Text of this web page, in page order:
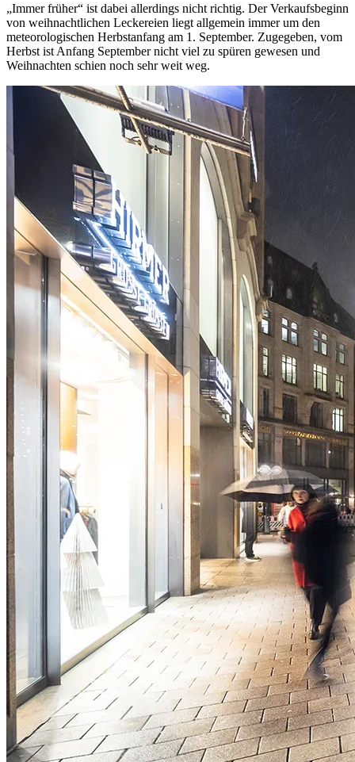
„Immer früher“ ist dabei allerdings nicht richtig. Der Verkaufsbeginn
von weihnachtlichen Leckereien liegt allgemein immer um den
meteorologischen Herbstanfang am 1. September. Zugegeben, vom
Herbst ist Anfang September nicht viel zu spüren gewesen und
Weihnachten schien noch sehr weit weg.